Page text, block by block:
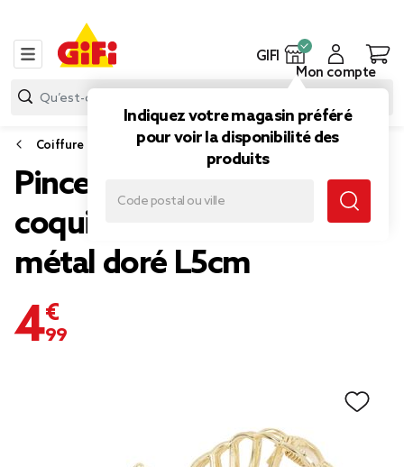
GIFI
Indiquez votre magasin préféré
pour voir la disponibilité des
produits
Mon compte
Coiffure
Pince cheveux x2 mini
coquillage et étoile de mer
métal doré L5cm
4,99 €